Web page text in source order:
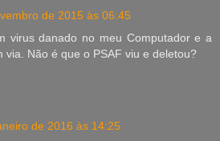
de 2015 às 06:45
virus danado no meu Computador e a
via. Não é que o PSAF viu e deletou?
de 2016 às 14:25